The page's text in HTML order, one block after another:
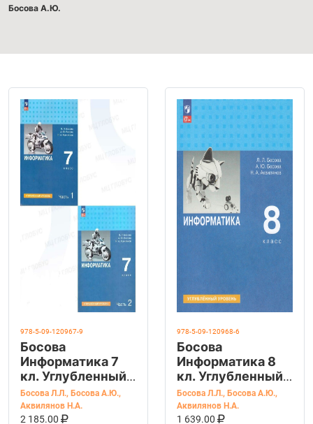
Босова А.Ю.
978-5-09-120967-9
Босова
Информатика 7
кл. Углубленный
уровень. В 2-х
частях
Босова Л.Л., Босова А.Ю.,
Аквилянов Н.А.
2 185.00
В КОРЗИНУ
978-5-09-120968-6
Босова
Информатика 8
кл. Углубленный
уровень. Учебник
Босова Л.Л., Босова А.Ю.,
Аквилянов Н.А.
1 639.00
В КОРЗИНУ